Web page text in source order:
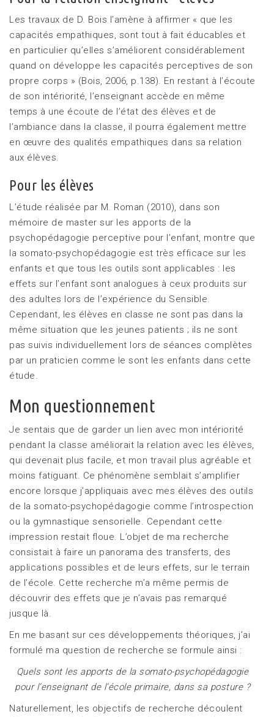
Les travaux de D. Bois l’amène à affirmer « que les
capacités empathiques, sont tout à fait éducables et
en particulier qu’elles s’améliorent considérablement
quand on développe les capacités perceptives de son
propre corps » (Bois, 2006, p.138). En restant à l’écoute
de son intériorité, l’enseignant accède en même
temps à une écoute de l’état des élèves et de
l’ambiance dans la classe, il pourra également mettre
en œuvre des qualités empathiques dans sa relation
aux élèves.
Pour les élèves
L’étude réalisée par M. Roman (2010), dans son
mémoire de master sur les apports de la
psychopédagogie perceptive pour l’enfant, montre que
la somato-psychopédagogie est très efficace sur les
enfants et que tous les outils sont applicables : les
effets sur l’enfant sont analogues à ceux produits sur
des adultes lors de l’expérience du Sensible.
Cependant, les élèves en classe ne sont pas dans la
même situation que les jeunes patients ; ils ne sont
pas suivis individuellement lors de séances complètes
par un praticien comme le sont les enfants dans cette
étude.
Mon questionnement
Je sentais que de garder un lien avec mon intériorité
pendant la classe améliorait la relation avec les élèves,
qui devenait plus facile, et mon travail plus agréable et
moins fatiguant. Ce phénomène semblait s’amplifier
encore lorsque j’appliquais avec mes élèves des outils
de la somato-psychopédagogie comme l’introspection
ou la gymnastique sensorielle. Cependant cette
impression restait floue. L’objet de ma recherche
consistait à faire un panorama des transferts, des
applications possibles et de leurs effets, sur le terrain
de l’école. Cette recherche m’a même permis de
découvrir des effets que je n’avais pas remarqué
jusque là.
En me basant sur ces développements théoriques, j’ai
formulé ma question de recherche se formule ainsi :
Quels sont les apports de la somato-psychopédagogie
pour l’enseignant de l’école primaire, dans sa posture ?
Naturellement, les objectifs de recherche découlent